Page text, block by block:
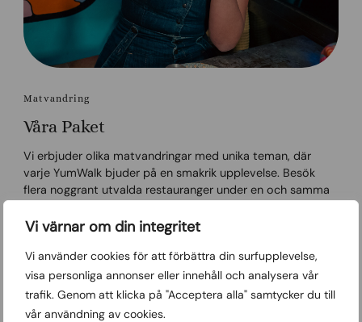
Vi värnar om din integritet
Vi använder cookies för att förbättra din surfupplevelse,
visa personliga annonser eller innehåll och analysera vår
trafik. Genom att klicka på "Acceptera alla" samtycker du till
vår användning av cookies.
Matvandring
Våra Paket
Vi erbjuder olika matvandringar med unika teman, där
varje YumWalk bjuder på en smakrik upplevelse. Besök
flera noggrant utvalda restauranger under en och samma
paket motsvarar en komplett måltid och vi lanserar
kontinuerligt nya koncept för dig som vill uppleva mer av
Stockholm.
Upptäck våra paket